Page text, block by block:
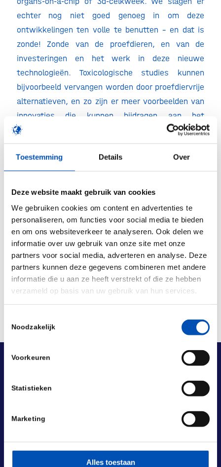
Toestemming Details Over
Deze website maakt gebruik van cookies
We gebruiken cookies om content en advertenties te
personaliseren, om functies voor social media te bieden
en om ons websiteverkeer te analyseren. Ook delen we
informatie over uw gebruik van onze site met onze
partners voor social media, adverteren en analyse. Deze
partners kunnen deze gegevens combineren met andere
informatie die u aan ze heeft verstrekt of die ze hebben
verzameld op basis van uw gebruik van hun services.
Noodzakelijk
Voorkeuren
Statistieken
Marketing
Alles toestaan
echter nog niet goed genoeg in om deze
ontwikkelingen ten volle te benutten – en dat is
zonde! Zonde van de proefdieren, en van de
investeringen en het werk in deze nieuwe
technologieën. Toxicologische studies kunnen
bijvoorbeeld vervangen worden door proefdiervrije
alternatieven, en zo zijn er meer voorbeelden van
innovaties die kunnen bijdragen aan het
verminderen van dierproeven. Op zoek naar
inspiratie?Indeze publicatielichten we een aantal
koplopers uit in de transitie naar proefdiervrije
innovaties. Proeven zonder dieren – zo kan
innovatie dus ook!
/
Deel dit stuk